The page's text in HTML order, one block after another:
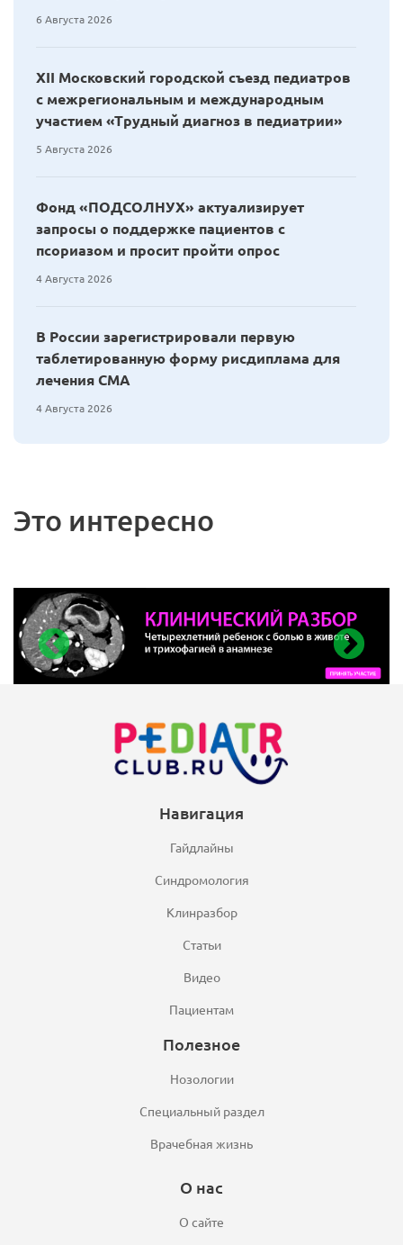
6 Августа 2026
XII Московский городской съезд педиатров
с межрегиональным и международным
участием «Трудный диагноз в педиатрии»
5 Августа 2026
Фонд «ПОДСОЛНУХ» актуализирует
запросы о поддержке пациентов с
псориазом и просит пройти опрос
4 Августа 2026
В России зарегистрировали первую
таблетированную форму рисдиплама для
лечения СМА
4 Августа 2026
Это интересно
Навигация
Гайдлайны
Синдромология
Клинразбор
Статьи
Видео
Пациентам
Полезное
Нозологии
Специальный раздел
Врачебная жизнь
О нас
О сайте